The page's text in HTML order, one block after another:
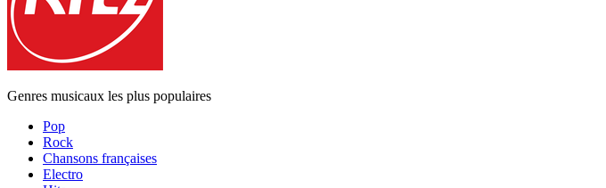
Genres musicaux les plus populaires
Pop
Rock
Chansons françaises
Electro